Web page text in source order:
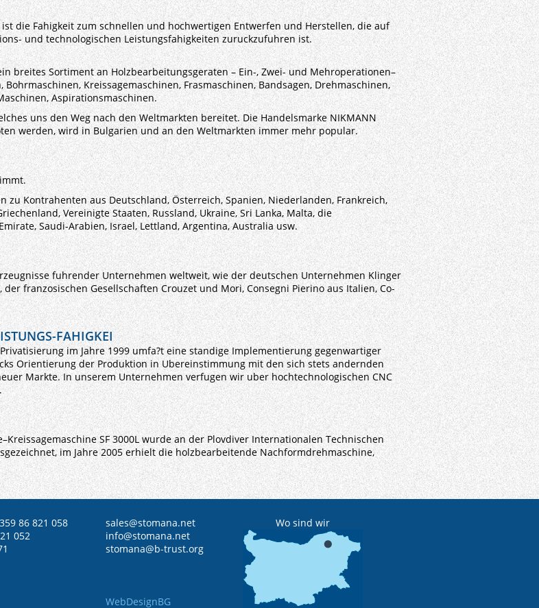
die Fahigkeit zum schnellen und hochwertigen Entwerfen und Herstellen, die auf
und technologischen Leistungsfahigkeiten zuruckzufuhren ist.
breites Sortiment an Holzbearbeitungsgeraten – Ein-, Zwei- und Mehroperationen–
Kreissagemaschinen, Frasmaschinen, Bandsagen, Drehmaschinen,
Aspirationsmaschinen.
uns den Weg nach den Weltmarkten bereitet. Die Handelsmarke NIKMANN
werden, wird in Bulgarien und an den Weltmarkten immer mehr popular.
zu Kontrahenten ausDeutschland, Österreich, Spanien, Niederlanden, Frankreich,
Vereinigte Staaten,Russland, Ukraine, Sri Lanka, Malta, die
Saudi-Arabien, Israel, Lettland, Argentina,Australiausw.
fuhrender Unternehmen weltweit, wie der deutschen Unternehmen Klinger
der franzosischen Gesellschaften Crouzet und Mori, Consegni Pierino aus Italien, Co-
FAHIGKEI
im Jahre 1999 umfa?t eine standige Implementierung gegenwartiger
Orientierung der Produktion in Ubereinstimmung mit den sich stets andernden
Markte. In unserem Unternehmen verfugen wir uber hochtechnologischen CNC
SF 3000L wurde an der Plovdiver Internationalen Technischen
im Jahre 2005 erhielt die holzbearbeitende Nachformdrehmaschine,
86 821 058
052
sales@stomana.net
info@stomana.net
stomana@b-trust.org
WebDesignBG
Wo sind wir